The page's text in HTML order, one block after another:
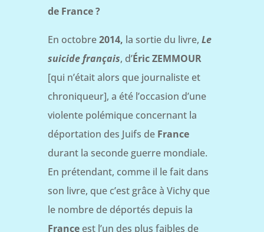
de France ?
En octobre2014, la sortie du livre, Le
suicide français, d’Éric ZEMMOUR
[qui n’était alors que journaliste et
chroniqueur], a été l’occasion d’une
violente polémique concernant la
déportation des Juifs de France
durant la seconde guerre mondiale.
En prétendant, comme il le fait dans
son livre, que c’est grâce à Vichy que
le nombre de déportés depuis la
Franceest l’un des plus faibles de